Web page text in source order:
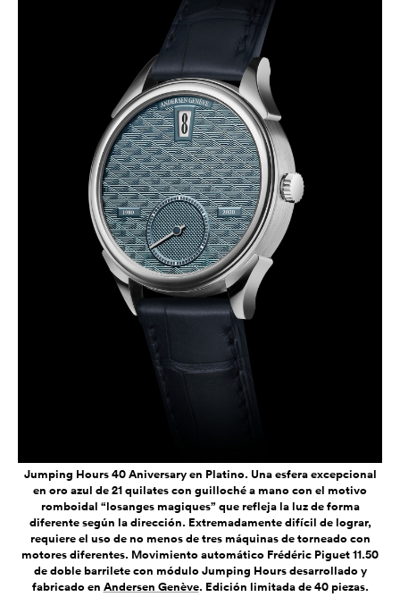
Jumping Hours 40 Aniversary en Platino. Una esfera excepcional
en oro azul de 21 quilates con guilloché a mano con el motivo
romboidal “losanges magiques” que refleja la luz de forma
diferente según la dirección. Extremadamente difícil de lograr,
requiere el uso de no menos de tres máquinas de torneado con
motores diferentes. Movimiento automático Frédéric Piguet 11.50
de doble barrilete con módulo Jumping Hours desarrollado y
fabricado en Andersen Genève. Edición limitada de 40 piezas.